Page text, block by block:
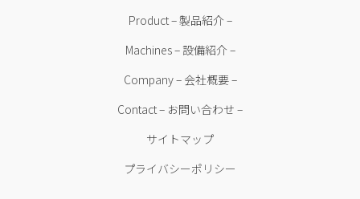
Product – 製品紹介 –
Machines – 設備紹介 –
Company – 会社概要 –
Contact – お問い合わせ –
サイトマップ
プライバシーポリシー